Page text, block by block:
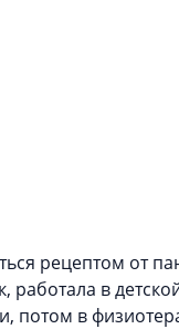
рецептом от
работала в
потом в